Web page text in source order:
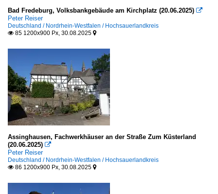
Bad Fredeburg, Volksbankgebäude am Kirchplatz (20.06.2025) 
Peter Reiser
Deutschland / Nordrhein-Westfalen / Hochsauerlandkreis
 85 1200x900 Px, 30.08.2025 
Assinghausen, Fachwerkhäuser an der Straße Zum Küsterland
(20.06.2025) 
Peter Reiser
Deutschland / Nordrhein-Westfalen / Hochsauerlandkreis
 86 1200x900 Px, 30.08.2025 